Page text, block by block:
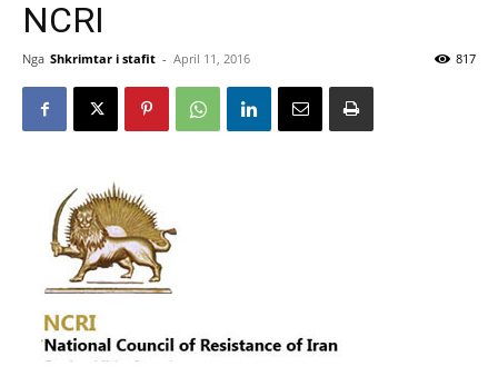
NCRI
Nga Shkrimtar i stafit - April 11, 2016 817